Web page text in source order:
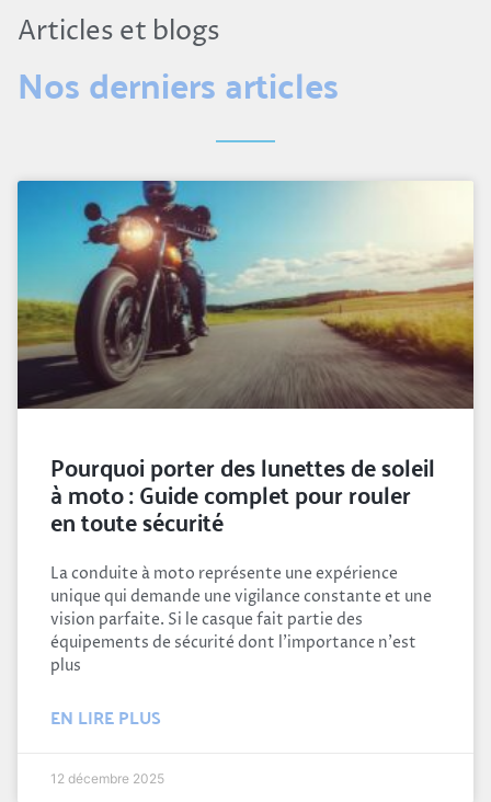
Articles et blogs
Nos derniers articles
Pourquoi porter des lunettes de soleil
à moto : Guide complet pour rouler
en toute sécurité
La conduite à moto représente une expérience
unique qui demande une vigilance constante et une
vision parfaite. Si le casque fait partie des
équipements de sécurité dont l'importance n'est
plus
EN LIRE PLUS
12 décembre 2025